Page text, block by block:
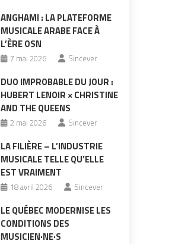
ANGHAMI : LA PLATEFORME
MUSICALE ARABE FACE À
L’ÈRE OSN
7 mai 2026 Sincever
DUO IMPROBABLE DU JOUR :
HUBERT LENOIR × CHRISTINE
AND THE QUEENS
2 mai 2026 Sincever
LA FILIÈRE – L’INDUSTRIE
MUSICALE TELLE QU’ELLE
EST VRAIMENT
18 avril 2026 Sincever
LE QUÉBEC MODERNISE LES
CONDITIONS DES
MUSICIEN·NE·S